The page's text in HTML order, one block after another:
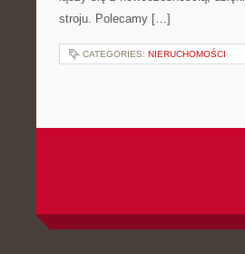
stroju. Polecamy […]
CATEGORIES: NIERUCHOMOŚCI